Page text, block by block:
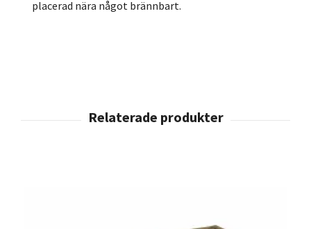
placerad nära något brännbart.